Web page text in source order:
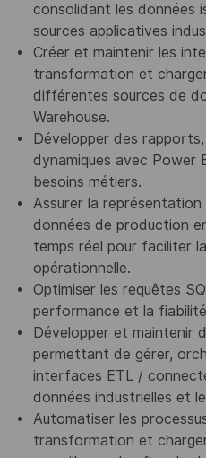
consolidant les données
sources applicatives
Créer et maintenir les
transformation et
différentes sources de
Warehouse.
Développer des
dynamiques avec Power
besoins métiers.
Assurer la
données de production
temps réel pour faciliter
opérationnelle.
Optimiser les requêtes
performance et la
Développer et maintenir
permettant de gérer,
interfaces ETL /
données industrielles et
Automatiser les
transformation et